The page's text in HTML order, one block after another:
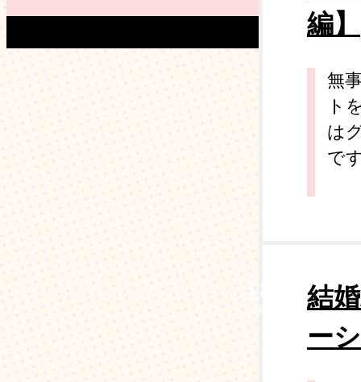
編】
無
ト
は
で
結
ー
18